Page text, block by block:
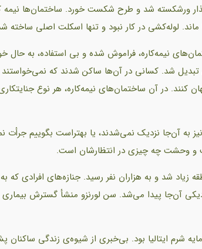
ورشکسته شد و طرح شکست خورد. ساختمان‌ها نیمه‌
ماند. لوله‌کشی در کار نبود و تنها اسکلت اصلی ساخته
نیمه‌کاره، فراموش شده و بی استفاده، به حال
تبدیل شد. کسانی در آن‌ها ساکن شدند که نمی‌خواستند
کنند. در آن ساختمان‌های نیمه‌کاره، هر نوع
به آن‌جا نزدیک نمی‌شدند، یا بهتراست بگوییم
و وحشت چه چیزی در انتظارشان است.
شد و به هزاران نفر رسید. جنازه‌های افرادی که
آن‌جا پیدا می‌شد. سن لورنزو منشأ گسترش
شرم ایتالیا بود. بی‌خبری از شیوه‌ی زندگی